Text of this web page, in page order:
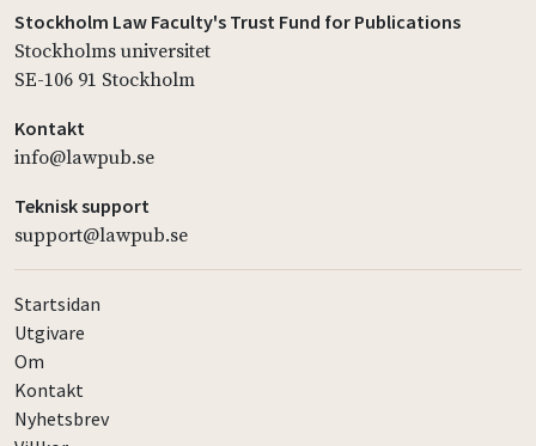
Stockholm Law Faculty's Trust Fund for Publications
Stockholms universitet
SE-106 91 Stockholm
Kontakt
info@lawpub.se
Teknisk support
support@lawpub.se
Startsidan
Utgivare
Om
Kontakt
Nyhetsbrev